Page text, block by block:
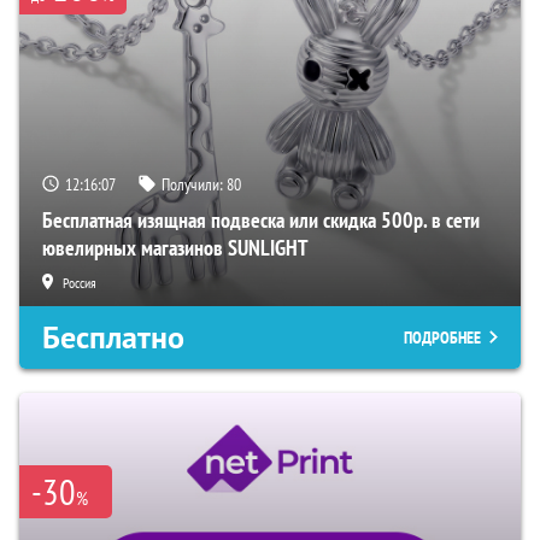
12:16:06 Получили:80
Бесплатная изящная подвеска или скидка 500р. в сети
ювелирных магазинов SUNLIGHT
Россия
Бесплатно ПОДРОБНЕЕ
-30%